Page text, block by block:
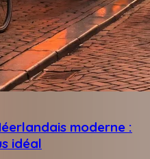
moderne :
idéal